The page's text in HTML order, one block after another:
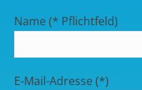
Name (* Pflichtfeld)
E-Mail-Adresse (*)